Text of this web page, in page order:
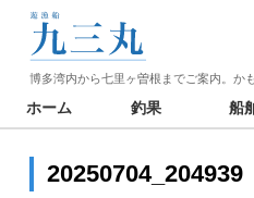
博多湾内から七里ヶ曽根までご案内。か
ホーム 釣果 船
20250704_204939